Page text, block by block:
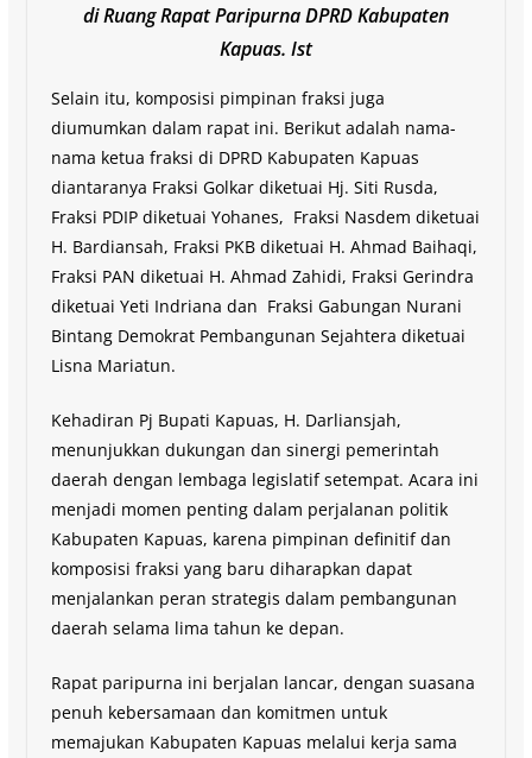
di Ruang Rapat Paripurna DPRD Kabupaten
Kapuas. Ist
Selain itu, komposisi pimpinan fraksi juga
diumumkan dalam rapat ini. Berikut adalah nama-
nama ketua fraksi di DPRD Kabupaten Kapuas
diantaranya Fraksi Golkar diketuai Hj. Siti Rusda,
Fraksi PDIP diketuai Yohanes, Fraksi Nasdem diketuai
H. Bardiansah, Fraksi PKB diketuai H. Ahmad Baihaqi,
Fraksi PAN diketuai H. Ahmad Zahidi, Fraksi Gerindra
diketuai Yeti Indriana dan Fraksi Gabungan Nurani
Bintang Demokrat Pembangunan Sejahtera diketuai
Lisna Mariatun.
Kehadiran Pj Bupati Kapuas, H. Darliansjah,
menunjukkan dukungan dan sinergi pemerintah
daerah dengan lembaga legislatif setempat. Acara ini
menjadi momen penting dalam perjalanan politik
Kabupaten Kapuas, karena pimpinan definitif dan
komposisi fraksi yang baru diharapkan dapat
menjalankan peran strategis dalam pembangunan
daerah selama lima tahun ke depan.
Rapat paripurna ini berjalan lancar, dengan suasana
penuh kebersamaan dan komitmen untuk
memajukan Kabupaten Kapuas melalui kerja sama